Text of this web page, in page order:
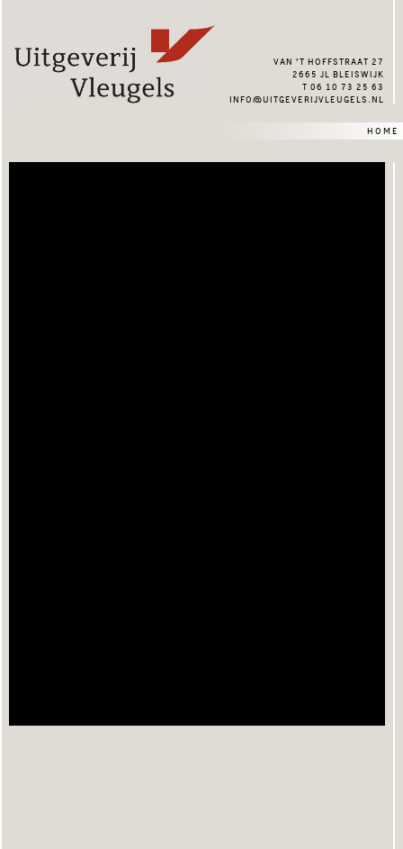
van ’t hoffstraat 27
2665 jl bleiswijk
t 06 10 73 25 63
info@uitgeverijvleugels.nl
home